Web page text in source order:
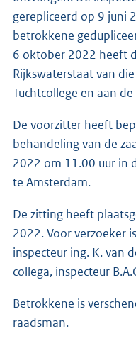
gerepliceerd op 9 juni
betrokkene
6 oktober 2022 heeft
Rijkswaterstaat van
Tuchtcollege en aan
De voorzitter heeft
behandeling van de
2022 om 11.00 uur in
te Amsterdam.
De zitting heeft
2022. Voor verzoeker
inspecteur ing. K. van
collega, inspecteur
Betrokkene is
raadsman.